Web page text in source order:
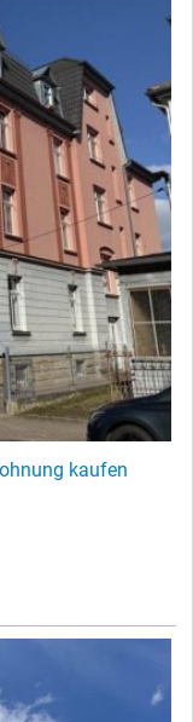
kaufen